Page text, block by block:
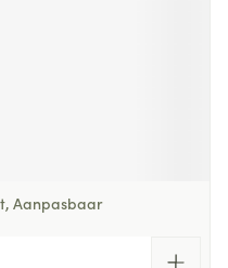
Aanpasbaar